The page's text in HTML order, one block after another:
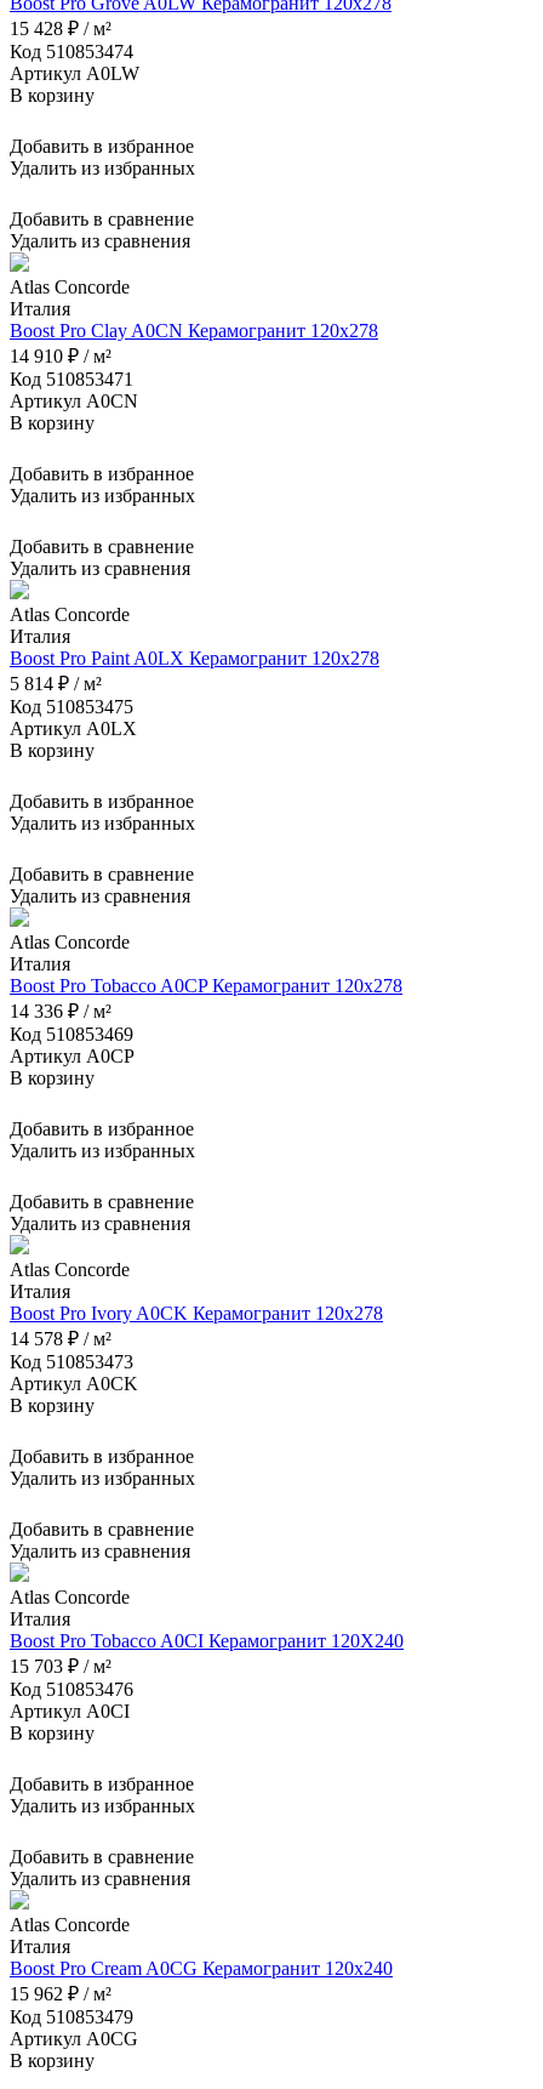
15 428 ₽ / м²
Код 510853474
Артикул A0LW
В корзину
Добавить в избранное
Удалить из избранных
Добавить в сравнение
Удалить из сравнения
Atlas Concorde
Италия
Boost Pro Clay A0CN Керамогранит 120x278
14 910 ₽ / м²
Код 510853471
Артикул A0CN
В корзину
Добавить в избранное
Удалить из избранных
Добавить в сравнение
Удалить из сравнения
Atlas Concorde
Италия
Boost Pro Paint A0LX Керамогранит 120x278
5 814 ₽ / м²
Код 510853475
Артикул A0LX
В корзину
Добавить в избранное
Удалить из избранных
Добавить в сравнение
Удалить из сравнения
Atlas Concorde
Италия
Boost Pro Tobacco A0CP Керамогранит 120x278
14 336 ₽ / м²
Код 510853469
Артикул A0CP
В корзину
Добавить в избранное
Удалить из избранных
Добавить в сравнение
Удалить из сравнения
Atlas Concorde
Италия
Boost Pro Ivory A0CK Керамогранит 120x278
14 578 ₽ / м²
Код 510853473
Артикул A0CK
В корзину
Добавить в избранное
Удалить из избранных
Добавить в сравнение
Удалить из сравнения
Atlas Concorde
Италия
Boost Pro Tobacco A0CI Керамогранит 120X240
15 703 ₽ / м²
Код 510853476
Артикул A0CI
В корзину
Добавить в избранное
Удалить из избранных
Добавить в сравнение
Удалить из сравнения
Atlas Concorde
Италия
Boost Pro Cream A0CG Керамогранит 120x240
15 962 ₽ / м²
Код 510853479
Артикул A0CG
В корзину